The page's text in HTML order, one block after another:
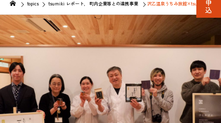
topics tsumiki レポート 町内企業等との連携事業 沢乙温泉うちみ旅館×tsumiki 利府